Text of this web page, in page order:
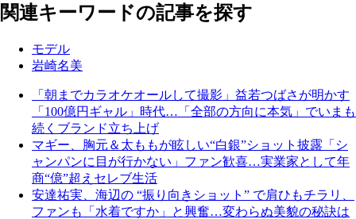
関連キーワードの記事を探す
モデル
岩崎名美
「朝までカラオケオールして撮影」益若つばさが明かす
「100億円ギャル」時代…「全部の方向に本気」でいまも
続くブランド立ち上げ
マギー、胸元＆太ももが眩しい“白銀”ショット披露「シ
ャンパンに目が行かない」ファン歓喜…実業家として年
商“億”超えセレブ生活
安達祐実、海辺の “振り向きショット” で肩ひもチラリ、
ファンも「水着ですか」と興奮…変わらぬ美貌の秘訣は